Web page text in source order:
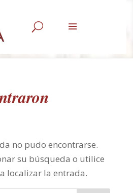
U
no pudo encontrarse.
su búsqueda o utilice
localizar la entrada.